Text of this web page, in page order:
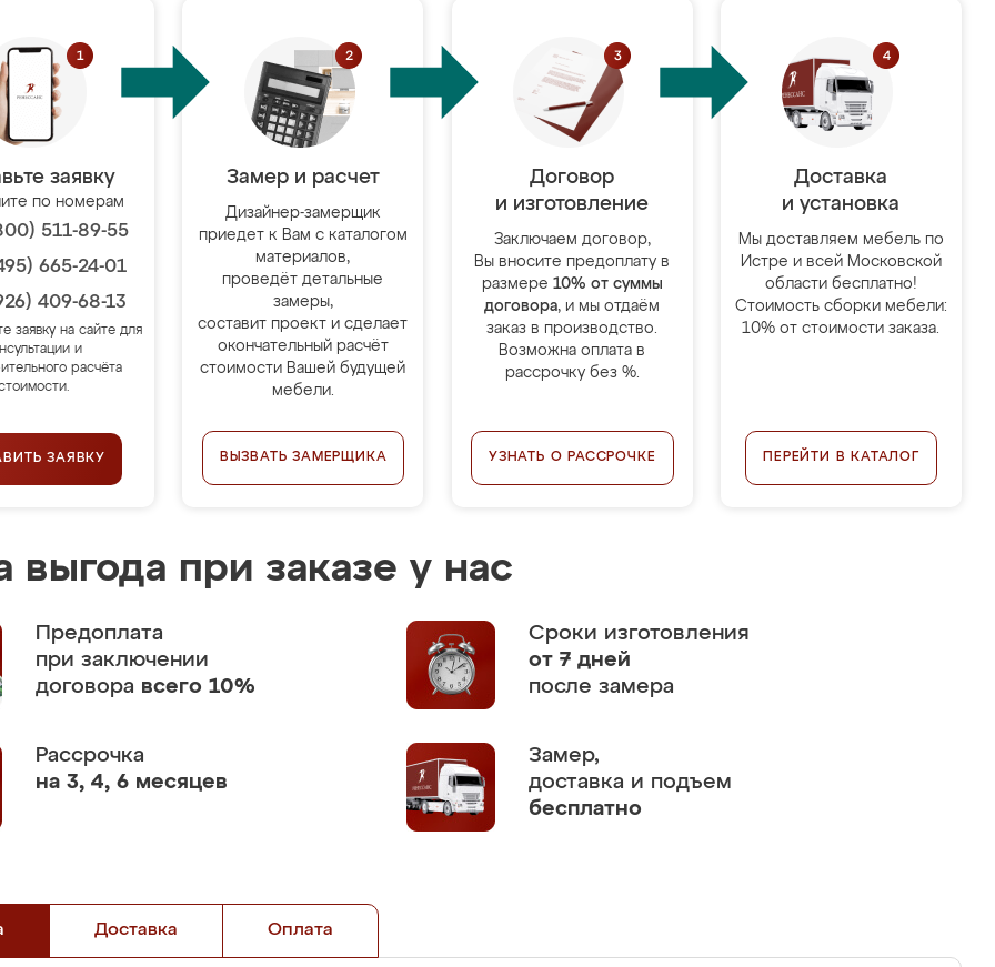
заявку
по номерам
511-89-55
665-24-01
409-68-13
заявку на сайте для
и
расчёта
ЗАЯВКУ
Замер и расчет
Дизайнер-замерщик
приедет к Вам с каталогом
материалов,
проведёт детальные
замеры,
составит проект и сделает
окончательный расчёт
стоимости Вашей будущей
мебели.
ВЫЗВАТЬ ЗАМЕРЩИКА
Договор
и изготовление
Заключаем договор,
Вы вносите предоплату в
размере 10% от суммы
договора, и мы отдаём
заказ в производство.
Возможна оплата в
рассрочку без %.
УЗНАТЬ О РАССРОЧКЕ
Доставка
и установка
Мы доставляем мебель по
Истре и всей Московской
области бесплатно!
Стоимость сборки мебели:
10% от стоимости заказа.
ПЕРЕЙТИ В КАТАЛОГ
выгода при заказе у нас
Предоплата
при заключении
договора всего 10%
Сроки изготовления
от 7 дней
после замера
Рассрочка
на 3, 4, 6 месяцев
Замер,
доставка и подъем
бесплатно
Доставка Оплата